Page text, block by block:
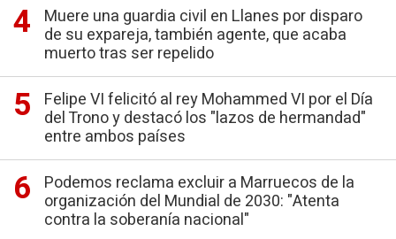
Muere una guardia civil en Llanes por disparo
de su expareja, también agente, que acaba
muerto tras ser repelido
Felipe VI felicitó al rey Mohammed VI por el Día
del Trono y destacó los "lazos de hermandad"
entre ambos países
Podemos reclama excluir a Marruecos de la
organización del Mundial de 2030: "Atenta
contra la soberanía nacional"